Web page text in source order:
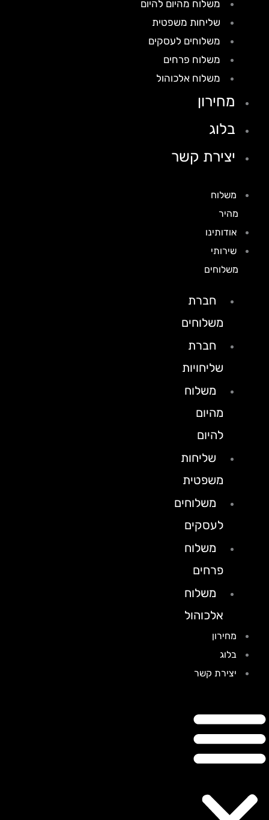
משלוח מהיום להיום
שליחות משפטית
משלוחים לעסקים
משלוח פרחים
משלוח אלכוהול
מחירון
בלוג
יצירת קשר
משלוח
אודותינו
שירותי
משלוחים
חברת
משלוחים
חברת
שליחויות
משלוח
מהיום
להיום
שליחות
משפטית
משלוחים
לעסקים
משלוח
פרחים
משלוח
אלכוהול
מחירון
בלוג
יצירת קשר